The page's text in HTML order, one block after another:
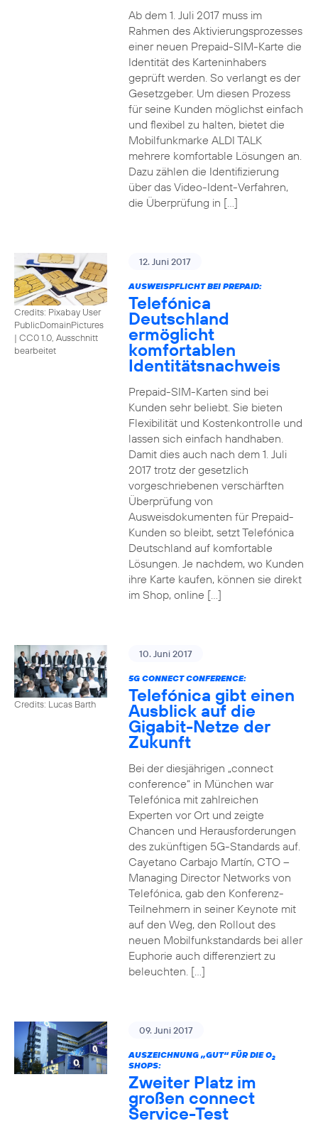
Ab dem 1. Juli 2017 muss im
Rahmen des Aktivierungsprozesses
einer neuen Prepaid-SIM-Karte die
Identität des Karteninhabers
geprüft werden. So verlangt es der
Gesetzgeber. Um diesen Prozess
für seine Kunden möglichst einfach
und flexibel zu halten, bietet die
Mobilfunkmarke ALDI TALK
mehrere komfortable Lösungen an.
Dazu zählen die Identifizierung
über das Video-Ident-Verfahren,
die Überprüfung in […]
Credits: Pixabay User
PublicDomainPictures
| CC0 1.0, Ausschnitt
bearbeitet
12. Juni 2017
AUSWEISPFLICHT BEI PREPAID:
Telefónica
Deutschland
ermöglicht
komfortablen
Identitätsnachweis
Prepaid-SIM-Karten sind bei
Kunden sehr beliebt. Sie bieten
Flexibilität und Kostenkontrolle und
lassen sich einfach handhaben.
Damit dies auch nach dem 1. Juli
2017 trotz der gesetzlich
vorgeschriebenen verschärften
Überprüfung von
Ausweisdokumenten für Prepaid-
Kunden so bleibt, setzt Telefónica
Deutschland auf komfortable
Lösungen. Je nachdem, wo Kunden
ihre Karte kaufen, können sie direkt
im Shop, online […]
Credits: Lucas Barth
10. Juni 2017
5G CONNECT CONFERENCE:
Telefónica gibt einen
Ausblick auf die
Gigabit-Netze der
Zukunft
Bei der diesjährigen „connect
conference“ in München war
Telefónica mit zahlreichen
Experten vor Ort und zeigte
Chancen und Herausforderungen
des zukünftigen 5G-Standards auf.
Cayetano Carbajo Martín, CTO –
Managing Director Networks von
Telefónica, gab den Konferenz-
Teilnehmern in seiner Keynote mit
auf den Weg, den Rollout des
neuen Mobilfunkstandards bei aller
Euphorie auch differenziert zu
beleuchten. […]
09. Juni 2017
AUSZEICHNUNG „GUT“ FÜR DIE O2
SHOPS:
Zweiter Platz im
großen connect
Service-Test